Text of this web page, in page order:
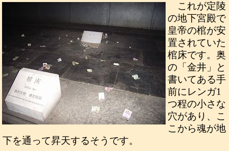
これが定陵
の地下宮殿で
皇帝の棺が安
置されていた
棺床です。奥
の「金井」と
書いてある手
前にレンガ1
つ程の小さな
穴があり、こ
こから魂が地
下を通って昇天するそうです。